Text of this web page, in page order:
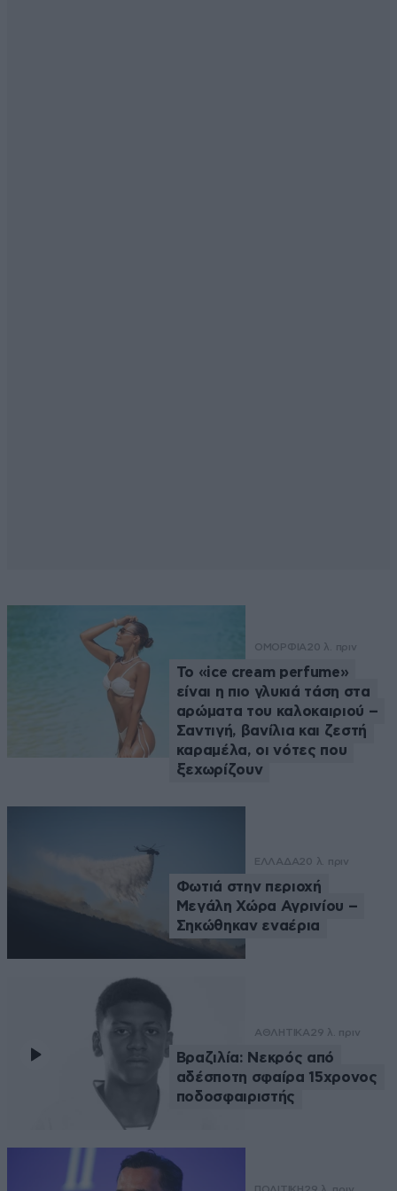
ΟΜΟΡΦΙΑ 20 λ. πριν
Το «ice cream perfume»
είναι η πιο γλυκιά τάση στα
αρώματα του καλοκαιριού –
Σαντιγή, βανίλια και ζεστή
καραμέλα, οι νότες που
ξεχωρίζουν
ΕΛΛΑΔΑ20 λ. πριν
Φωτιά στην περιοχή
Μεγάλη Χώρα Αγρινίου –
Σηκώθηκαν εναέρια
ΑΘΛΗΤΙΚΑ29 λ. πριν
Βραζιλία: Νεκρός από
αδέσποτη σφαίρα 15χρονος
ποδοσφαιριστής